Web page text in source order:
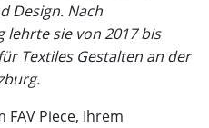
Design. Nach
sie von 2017 bis
Textiles Gestalten an der
Piece, Ihrem